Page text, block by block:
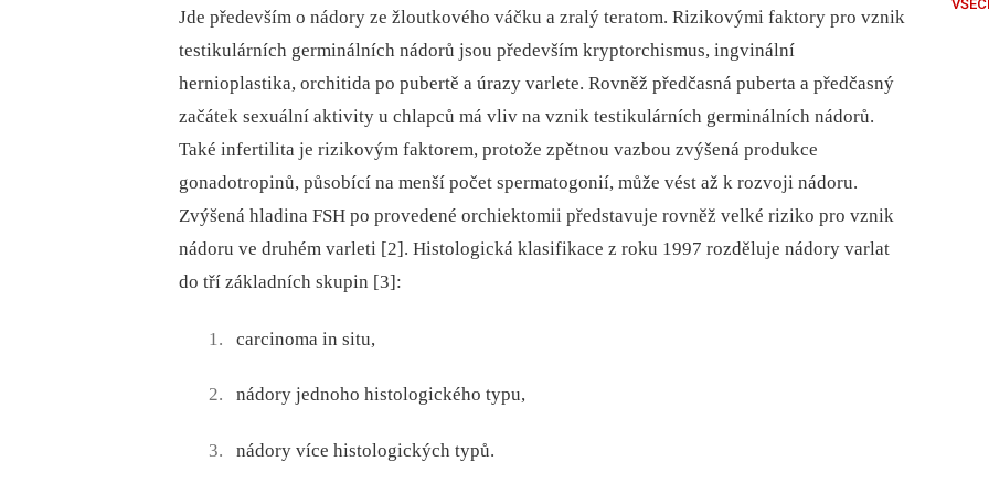
Jde především o nádory ze žloutkového váčku a zralý teratom. Rizikovými faktory pro vznik
testikulárních germinálních nádorů jsou především kryptorchismus, ingvinální
hernioplastika, orchitida po pubertě a úrazy varlete. Rovněž předčasná puberta a předčasný
začátek sexuální aktivity u chlapců má vliv na vznik testikulárních germinálních nádorů.
Také infertilita je rizikovým faktorem, protože zpětnou vazbou zvýšená produkce
gonadotropinů, působící na menší počet spermatogonií, může vést až k rozvoji nádoru.
Zvýšená hladina FSH po provedené orchiektomii představuje rovněž velké riziko pro vznik
nádoru ve druhém varleti [2]. Histologická klasifikace z roku 1997 rozděluje nádory varlat
do tří základních skupin [3]:
carcinoma in situ,
nádory jednoho histologického typu,
nádory více histologických typů.